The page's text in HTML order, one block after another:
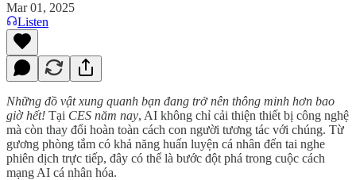
Mar 01, 2025
Listen
Những đồ vật xung quanh bạn đang trở nên thông minh hơn bao
giờ hết! Tại CES năm nay, AI không chỉ cải thiện thiết bị công nghệ
mà còn thay đổi hoàn toàn cách con người tương tác với chúng. Từ
gương phòng tắm có khả năng huấn luyện cá nhân đến tai nghe
phiên dịch trực tiếp, đây có thể là bước đột phá trong cuộc cách
mạng AI cá nhân hóa.